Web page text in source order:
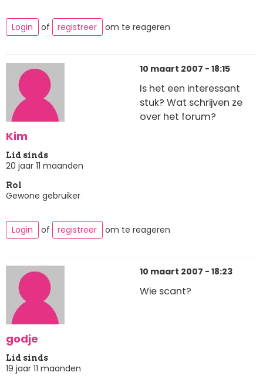
Login of registreer om te reageren
Kim
Lid sinds
20 jaar 11 maanden
Rol
Gewone gebruiker
10 maart 2007 - 18:15
Is het een interessant
stuk? Wat schrijven ze
over het forum?
Login of registreer om te reageren
godje
Lid sinds
19 jaar 11 maanden
10 maart 2007 - 18:23
Wie scant?